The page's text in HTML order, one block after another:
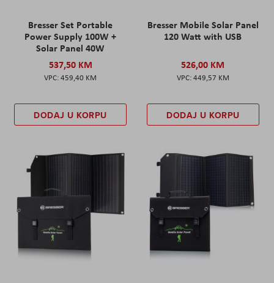
Bresser Set Portable
Power Supply 100W +
Solar Panel 40W
537,50 KM
459,40 KM
DODAJ U KORPU
Bresser Mobile Solar Panel
120 Watt with USB
526,00 KM
449,57 KM
DODAJ U KORPU